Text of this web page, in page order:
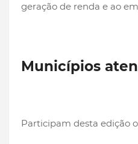
geração de renda e ao
Municípios
Participam desta edição